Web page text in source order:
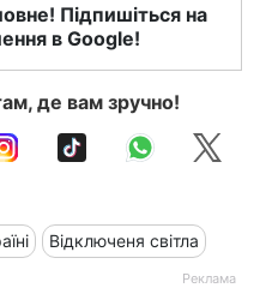
Підпишіться на
в Google!
де вам зручно!
Відключеня світла